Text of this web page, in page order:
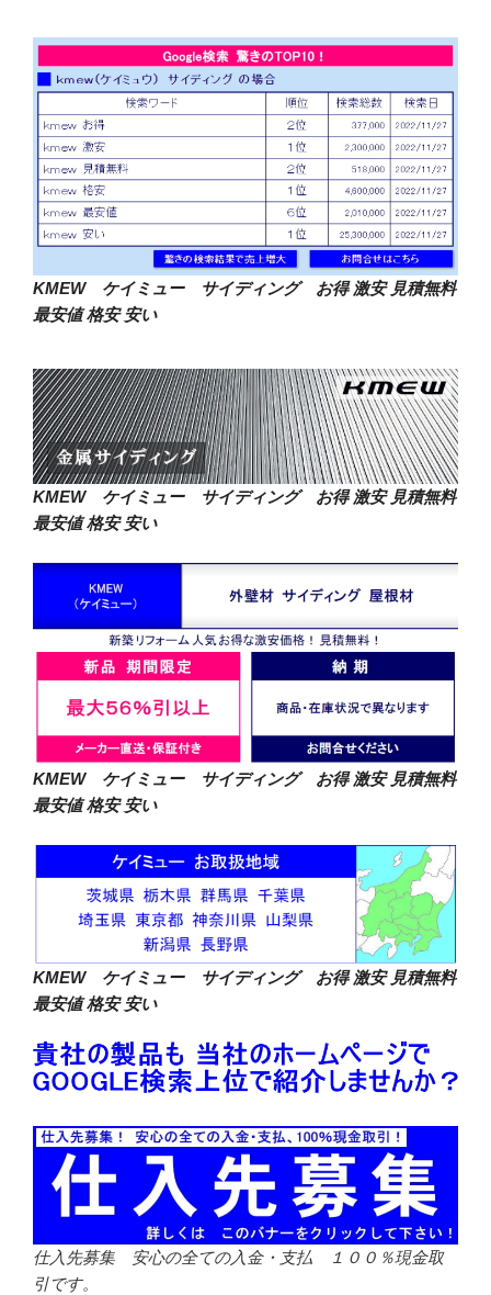
KMEW ケイミュー サイディング お得 激安 見積無料
最安値 格安 安い
KMEW ケイミュー サイディング お得 激安 見積無料
最安値 格安 安い
KMEW ケイミュー サイディング お得 激安 見積無料
最安値 格安 安い
KMEW ケイミュー サイディング お得 激安 見積無料
最安値 格安 安い
仕入先募集 安心の全ての入金・支払 １００％現金取
引です。